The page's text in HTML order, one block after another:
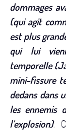
dommages
(qui agit
est plus
qui lui
temporelle
mini-fissure
dedans dans
les ennemis
l’explosion).